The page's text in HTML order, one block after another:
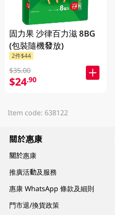
固力果 沙律百力滋 8BG
(包裝隨機發放)
2件$44
$35.00
$24.90
Item code: 638122
關於惠康
關於惠康
推廣活動及服務
惠康 WhatsApp 條款及細則
門市退/換貨政策